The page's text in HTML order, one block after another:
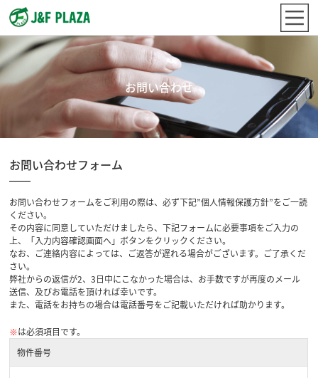
お問い合わせ
お問い合わせフォーム
お問い合わせフォームをご利用の際は、必ず下記”個人情報保護方針”をご一読
ください。
その内容に同意していただけましたら、下記フォームに必要事項をご入力の
上、「入力内容確認画面へ」ボタンをクリックください。
なお、ご連絡内容によっては、ご返答が遅れる場合がございます。ご了承くだ
さい。
弊社からの返信が2、3日中にこなかった場合は、お手数ですが再度のメール
送信、及びお電話を頂ければ幸いです。
また、電話をお持ちの場合は電話番号をご記載いただければ助かります。
※は必須項目です。
物件番号